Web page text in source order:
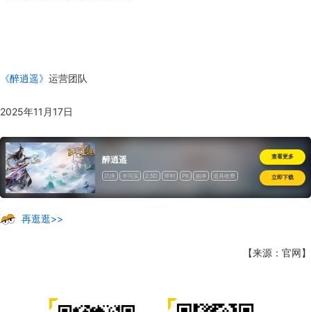
《醉逍遥》 运营团队
2025年11月17日
醉逍遥
武侠 半写实 2.5D 即时 PK 副本 道具收费
查看更多
立即下载
再逛逛>>
【来源：官网】